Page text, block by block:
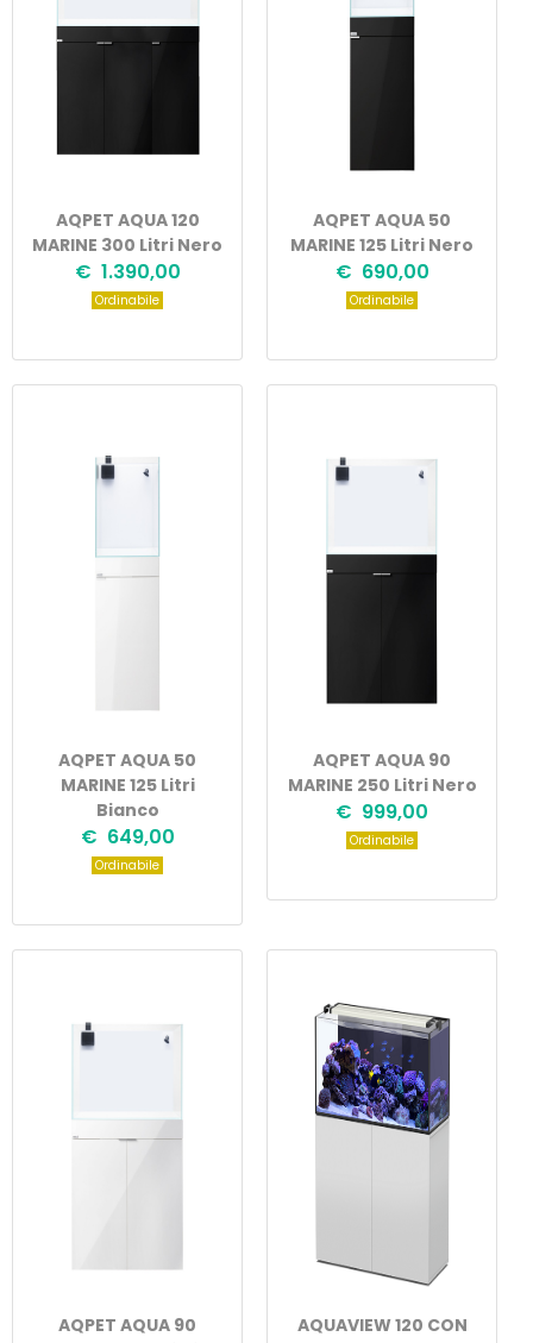
AQPET AQUA 120
MARINE 300 Litri Nero
€ 1.390,00
Ordinabile
AQPET AQUA 50
MARINE 125 Litri Nero
€ 690,00
Ordinabile
AQPET AQUA 50
MARINE 125 Litri
Bianco
€ 649,00
Ordinabile
AQPET AQUA 90
MARINE 250 Litri Nero
€ 999,00
Ordinabile
AQPET AQUA 90
AQUAVIEW 120 CON